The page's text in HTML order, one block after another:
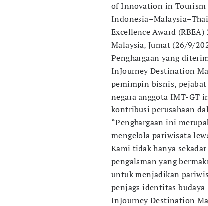
of Innovation in Tourism
Excellence Award
Malaysia, Jumat (26/9/
Penghargaan yang
InJourney Destination
pemimpin bisnis,
negara anggota IMT-GT
kontribusi perusahaan
“Penghargaan ini
mengelola pariwisata
Kami tidak hanya
pengalaman yang
untuk menjadikan
penjaga identitas
InJourney Destination